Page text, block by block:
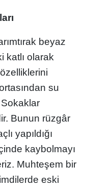
beyaz
katlı olarak
su
Bunun rüzgâr
yapıldığı
kaybolmayı
Muhteşem bir
eski